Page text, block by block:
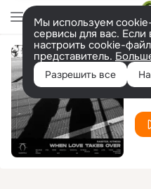
Мы используем
сервисы для вас. Если
настроить cookie-
представитель.
Разрешить все